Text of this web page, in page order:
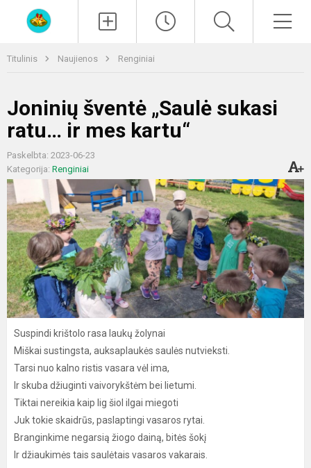
Titulinis Naujienos Renginiai
Joninių šventė „Saulė sukasi
ratu… ir mes kartu“
Paskelbta: 2023-06-23
Kategorija: Renginiai
Suspindi krištolo rasa laukų žolynai
Miškai sustingsta, auksaplaukės saulės nutvieksti.
Tarsi nuo kalno ristis vasara vėl ima,
Ir skuba džiuginti vaivorykštėm bei lietumi.
Tiktai nereikia kaip lig šiol ilgai miegoti
Juk tokie skaidrūs, paslaptingi vasaros rytai.
Branginkime negarsią žiogo dainą, bitės šokį
Ir džiaukimės tais saulėtais vasaros vakarais.